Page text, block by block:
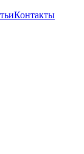
Контакты